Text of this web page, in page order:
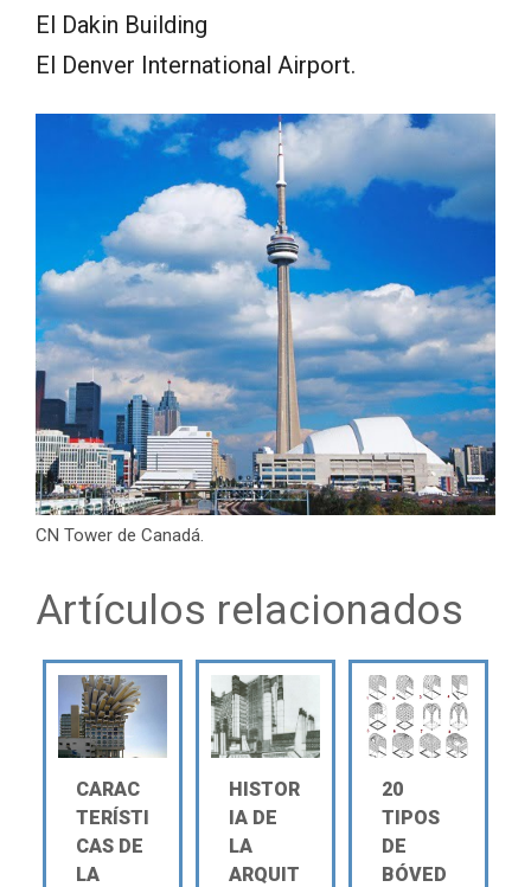
El Dakin Building
El Denver International Airport.
CN Tower de Canadá.
Artículos relacionados
CARAC
TERÍSTI
CAS DE
LA
HISTOR
IA DE
LA
ARQUIT
20
TIPOS
DE
BÓVED